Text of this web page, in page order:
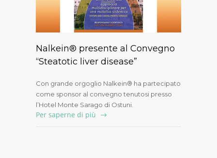
Nalkein® presente al Convegno
“Steatotic liver disease”
Con grande orgoglio Nalkein® ha partecipato
come sponsor al convegno tenutosi presso
l’Hotel Monte Sarago di Ostuni.
Per saperne di più